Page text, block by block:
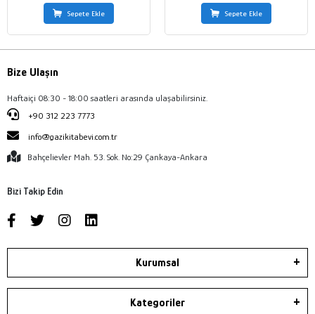
Sepete Ekle Sepete Ekle
Bize Ulaşın
Haftaiçi 08:30 - 18:00 saatleri arasında ulaşabilirsiniz.
+90 312 223 7773
info@gazikitabevi.com.tr
Bahçelievler Mah. 53. Sok. No:29 Çankaya-Ankara
Bizi Takip Edin
Kurumsal
Kategoriler